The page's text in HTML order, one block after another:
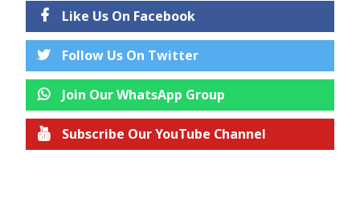
Like Us On Facebook
Follow Us On Twitter
Join Our WhatsApp Group
Subscribe Our YouTube Channel